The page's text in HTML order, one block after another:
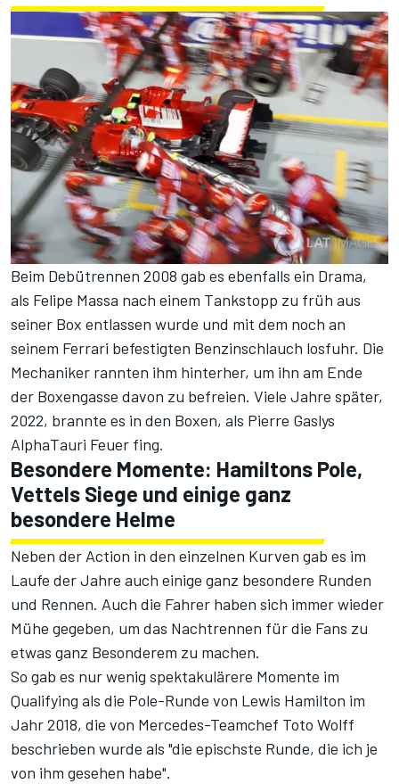
Beim Debütrennen 2008 gab es ebenfalls ein Drama,
als Felipe Massa nach einem Tankstopp zu früh aus
seiner Box entlassen wurde und mit dem noch an
seinem Ferrari befestigten Benzinschlauch losfuhr. Die
Mechaniker rannten ihm hinterher, um ihn am Ende
der Boxengasse davon zu befreien. Viele Jahre später,
2022, brannte es in den Boxen, als Pierre Gaslys
AlphaTauri Feuer fing.
Besondere Momente: Hamiltons Pole,
Vettels Siege und einige ganz
besondere Helme
Neben der Action in den einzelnen Kurven gab es im
Laufe der Jahre auch einige ganz besondere Runden
und Rennen. Auch die Fahrer haben sich immer wieder
Mühe gegeben, um das Nachtrennen für die Fans zu
etwas ganz Besonderem zu machen.
So gab es nur wenig spektakulärere Momente im
Qualifying als die Pole-Runde von Lewis Hamilton im
Jahr 2018, die von Mercedes-Teamchef Toto Wolff
beschrieben wurde als "die epischste Runde, die ich je
von ihm gesehen habe".